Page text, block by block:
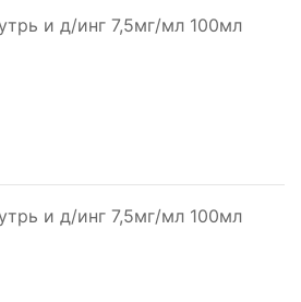
и д/инг 7,5мг/мл 100мл
и д/инг 7,5мг/мл 100мл